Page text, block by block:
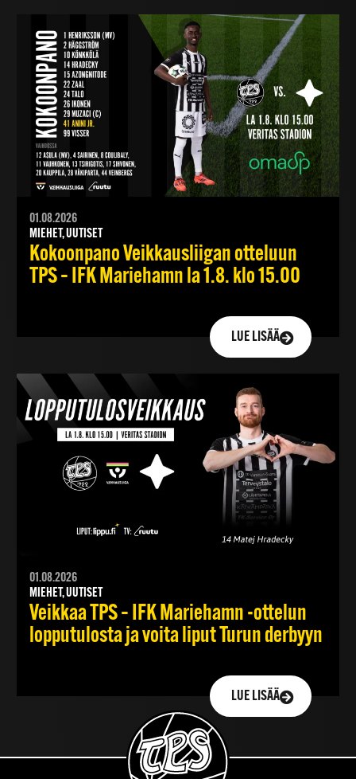
01.08.2026
MIEHET, UUTISET
Kokoonpano Veikkausliigan otteluun
TPS – IFK Mariehamn la 1.8. klo 15.00
LUE LISÄÄ
01.08.2026
MIEHET, UUTISET
Veikkaa TPS – IFK Mariehamn -ottelun
lopputulosta ja voita liput Turun derbyyn
LUE LISÄÄ